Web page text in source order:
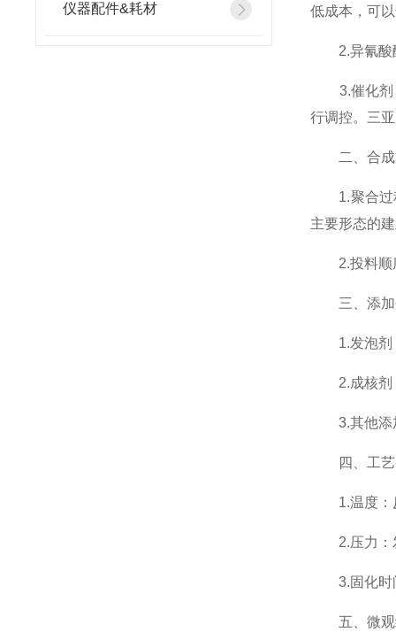
仪器配件&耗材
低成本，可
2.异氰酸酯
3.催化剂：
行调控。三
二、合成
1.聚合过程
主要形态的
2.投料顺序
三、添加
1.发泡剂：
2.成核剂：
3.其他添加
四、工艺
1.温度：
2.压力：发
3.固化时间
五、微观